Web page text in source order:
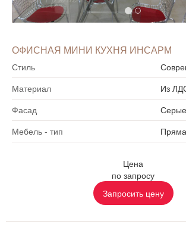
ОФИСНАЯ МИНИ КУХНЯ ИНСАРМ
Стиль
Материал
Из
Фасад
Серые
Мебель - тип
Цена
по запросу
Запросить цену